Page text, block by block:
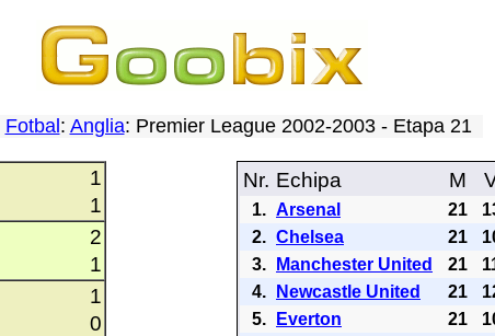
Fotbal : Anglia: Premier League 2002-2003 - Etapa 21
1
1
2
1
1
0
Nr. Echipa M
1. Arsenal 21
2. Chelsea 21
3.
Manchester United 21
4.
Newcastle United 21
5.
Everton 21